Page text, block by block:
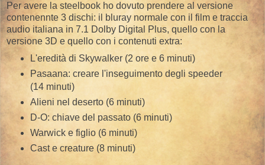
Per avere la steelbook ho dovuto prendere al versione
contenennte 3 dischi: il bluray normale con il film e traccia
audio italiana in 7.1 Dolby Digital Plus, quello con la
versione 3D e quello con i contenuti extra:
L'eredità di Skywalker (2 ore e 6 minuti)
Pasaana: creare l'inseguimento degli speeder
(14 minuti)
Alieni nel deserto (6 minuti)
D-O: chiave del passato (6 minuti)
Warwick e figlio (6 minuti)
Cast e creature (8 minuti)